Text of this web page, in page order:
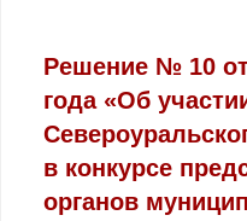
Решение № 10
года «Об
в конкурсе
органов